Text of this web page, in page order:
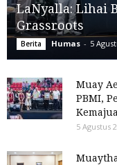
LaNyalla: Lihai
Grassroots
Berita Humas - 5
Muay
PBMI,
5 Agustus